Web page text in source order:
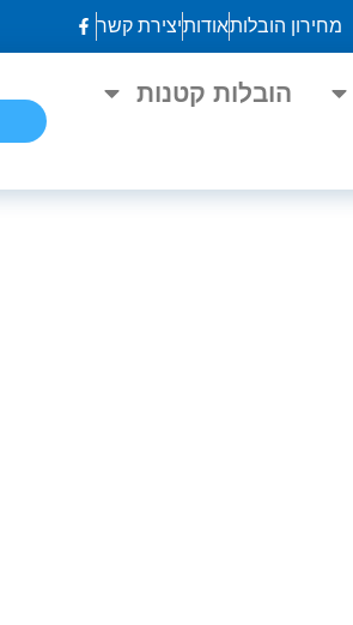
מחירון הובלותאודותיצירת קשר
הובלות קטנות